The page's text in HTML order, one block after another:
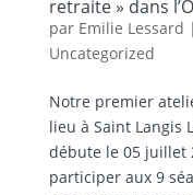
retraite » dans
par Emilie Lessard |
Uncategorized
Notre premier
lieu à Saint Langis
débute le 05 juillet
participer aux 9